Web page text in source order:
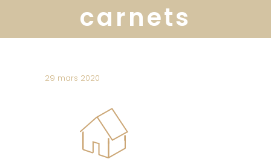
carnets
29 mars 2020